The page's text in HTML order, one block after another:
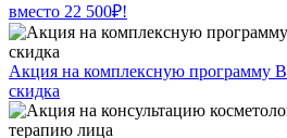
вместо 22 500₽!
Акция на комплексную программу
скидка